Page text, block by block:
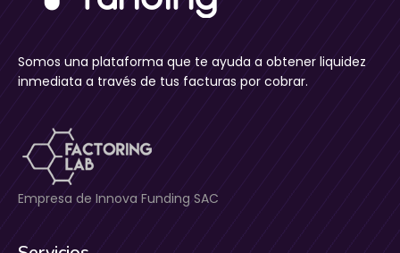
Somos una plataforma que te ayuda a obtener liquidez
inmediata a través de tus facturas por cobrar.
Empresa de Innova Funding SAC